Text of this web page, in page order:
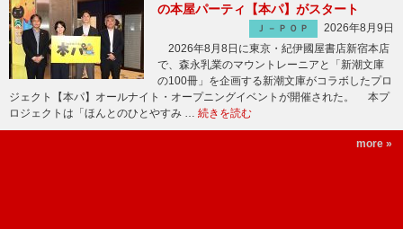
の本屋パーティ【本パ】がスタート
Ｊ－ＰＯＰ
2026年8月9日
2026年8月8日に東京・紀伊國屋書店新宿本店
で、森永乳業のマウントレーニアと「新潮文庫
の100冊」を企画する新潮文庫がコラボしたプロ
ジェクト【本パ】オールナイト・オープニングイベントが開催された。 本プ
ロジェクトは「ほんとのひとやすみ … 続きを読む
more »